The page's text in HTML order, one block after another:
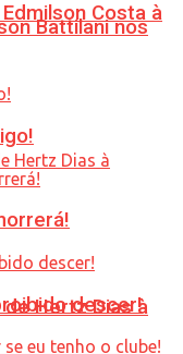
Costa à
Hertz Dias à
Battilani nos
descer!